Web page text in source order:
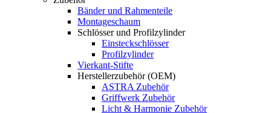
Bänder und Rahmenteile
Montageschaum
Schlösser und Profilzylinder
Einsteckschlösser
Profilzylinder
Vierkant-Stifte
Herstellerzubehör (OEM)
ASTRA Zubehör
Griffwerk Zubehör
Licht & Harmonie Zubehör